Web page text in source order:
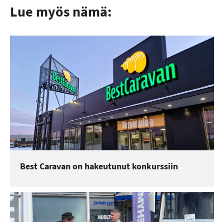
Lue myös nämä:
Best Caravan on hakeutunut konkurssiin